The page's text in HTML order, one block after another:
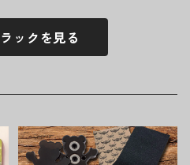
ックを見る